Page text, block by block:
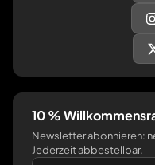
10 %
Newsletter abonnieren:
Jederzeit abbestellbar.